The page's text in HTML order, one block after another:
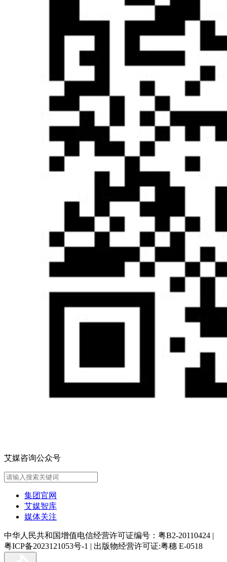
艾媒咨询公众号
集团官网
艾媒智库
媒体关注
中华人民共和国增值电信经营许可证编号：粤B2-20110424 |
粤ICP备2023121053号-1 | 出版物经营许可证:粤穗 E-0518